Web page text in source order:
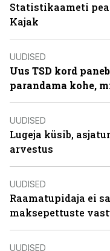
Statistikaameti
Kajak
UUDISED
Uus TSD kord
parandama kohe,
UUDISED
Lugeja küsib,
arvestus
UUDISED
Raamatupidaja ei
maksepettuste
UUDISED